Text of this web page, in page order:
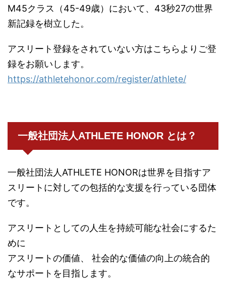
M45クラス（45-49歳）において、43秒27の世界
新記録を樹立した。
アスリート登録をされていない方はこちらよりご登
録をお願いします。
https://athletehonor.com/register/athlete/
一般社団法人ATHLETE HONOR とは？
一般社団法人ATHLETE HONORは世界を目指すア
スリートに対しての包括的な支援を行っている団体
です。
アスリートとしての人生を持続可能な社会にするた
めに
アスリートの価値、 社会的な価値の向上の統合的
なサポートを目指します。